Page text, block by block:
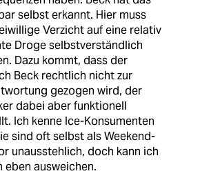
selbst erkannt. Hier muss
Verzicht auf eine relativ
Droge selbstverständlich
Dazu kommt, dass der
Beck rechtlich nicht zur
gezogen wird, der
dabei aber funktionell
Ich kenne Ice-Konsumenten
sind oft selbst als Weekend-
unausstehlich, doch kann ich
eben ausweichen.